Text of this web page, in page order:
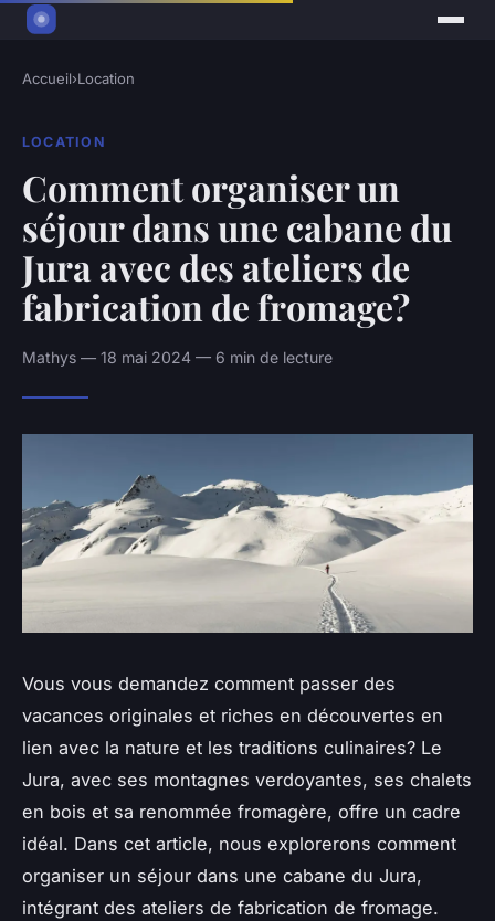
Accueil›Location
LOCATION
Comment organiser un
séjour dans une cabane du
Jura avec des ateliers de
fabrication de fromage?
Mathys — 18 mai 2024 — 6 min de lecture
Vous vous demandez comment passer des
vacances originales et riches en découvertes en
lien avec la nature et les traditions culinaires? Le
Jura, avec ses montagnes verdoyantes, ses chalets
en bois et sa renommée fromagère, offre un cadre
idéal. Dans cet article, nous explorerons comment
organiser un séjour dans une cabane du Jura,
intégrant des ateliers de fabrication de fromage.